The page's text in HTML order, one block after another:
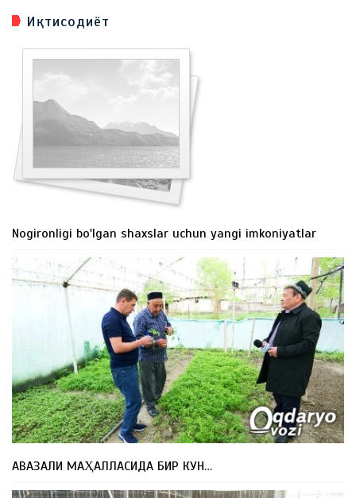
Иқтисодиёт
Nogironligi bo'lgan shaxslar uchun yangi imkoniyatlar
АВАЗАЛИ МАҲАЛЛАСИДА БИР КУН…